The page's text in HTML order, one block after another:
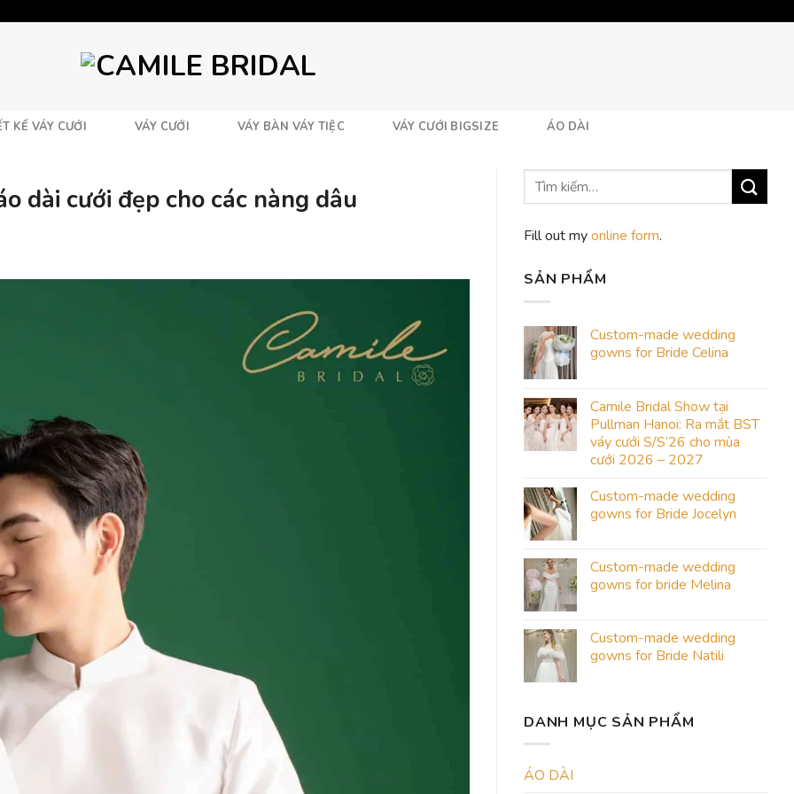
KẾ VÁY CƯỚI VÁY CƯỚI VÁY BÀN VÁY TIỆC VÁY CƯỚI BIGSIZE ÁO DÀI
dài cưới đẹp cho các nàng dâu
Fill out myonline form.
SẢN PHẨM
Custom-made wedding
gowns for Bride Celina
Camile Bridal Show tại
Pullman Hanoi: Ra mắt BST
váy cưới S/S’26 cho mùa
cưới 2026 – 2027
Custom-made wedding
gowns for Bride Jocelyn
Custom-made wedding
gowns for bride Melina
Custom-made wedding
gowns for Bride Natili
DANH MỤC SẢN PHẨM
ÁO DÀI